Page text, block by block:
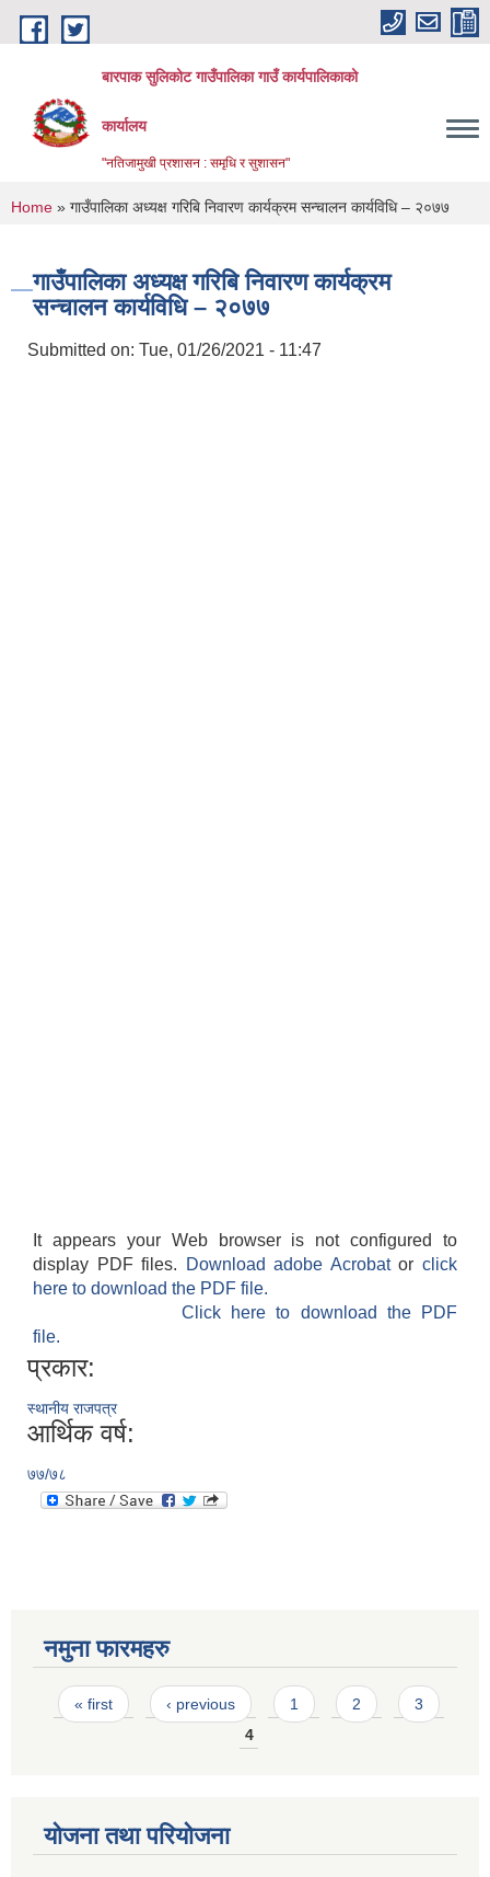
Skip to main content
बारपाक सुलिकोट गाउँपालिका गाउँ कार्यपालिकाको
कार्यालय
"नतिजामुखी प्रशासन : समृधि र सुशासन"
You are here
Home » गाउँपालिका अध्यक्ष गरिबि निवारण कार्यक्रम सन्चालन कार्यविधि – २०७७
गाउँपालिका अध्यक्ष गरिबि निवारण कार्यक्रम
सन्चालन कार्यविधि – २०७७
Submitted on: Tue, 01/26/2021 - 11:47
It appears your Web browser is not configured to
display PDF files.
Download adobe Acrobatorclick
here to download the PDF file.
Click here to download the PDF
file.
प्रकार:
स्थानीय राजपत्र
आर्थिक वर्ष:
७७/७८
नमुना फारमहरु
Pages
« first ‹ previous 1 2
3
4
योजना तथा परियोजना